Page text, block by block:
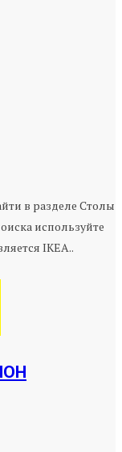
в разделе Столы
используйте
IKEA..